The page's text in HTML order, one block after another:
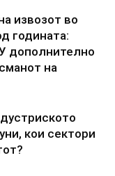
извозот во
годината:
дополнително
на
кои сектори